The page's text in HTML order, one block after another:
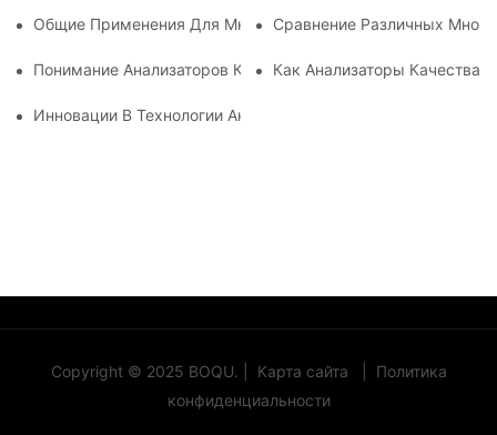
Общие Применения Для Многопараметрических
Сравнение Различных
Понимание Анализаторов Качества Воды: Всеобъемлющий
Как Анализаторы
Инновации В Технологии Анализатора Качества Воды-1
Copyright © 2025 BOQU. | Карта сайта
Политика
конфиденциальности